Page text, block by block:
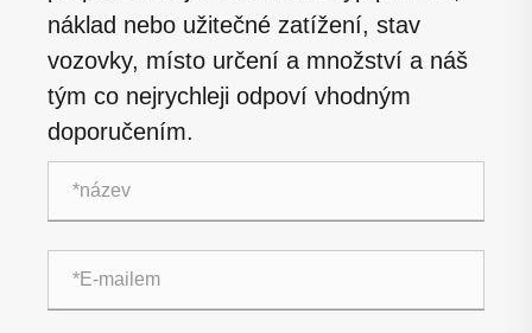
náklad nebo užitečné zatížení, stav
vozovky, místo určení a množství a náš
tým co nejrychleji odpoví vhodným
doporučením.